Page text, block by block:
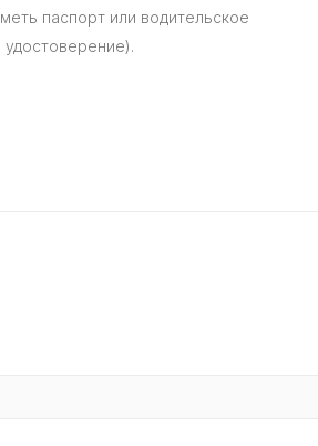
паспорт или водительское
удостоверение).